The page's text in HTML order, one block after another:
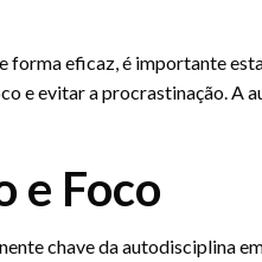
forma eficaz, é importante
e evitar a procrastinação. A
e Foco
chave da autodisciplina